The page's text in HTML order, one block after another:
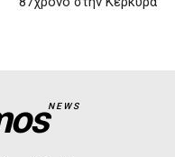
NEWS